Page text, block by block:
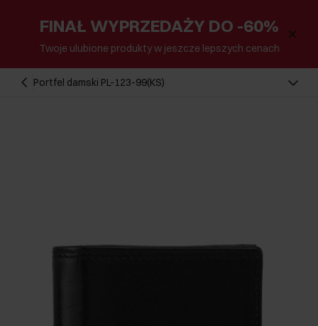
FINAŁ WYPRZEDAŻY DO -60%
Twoje ulubione produkty w jeszcze lepszych cenach
Portfel damski PL-123-99(KS)